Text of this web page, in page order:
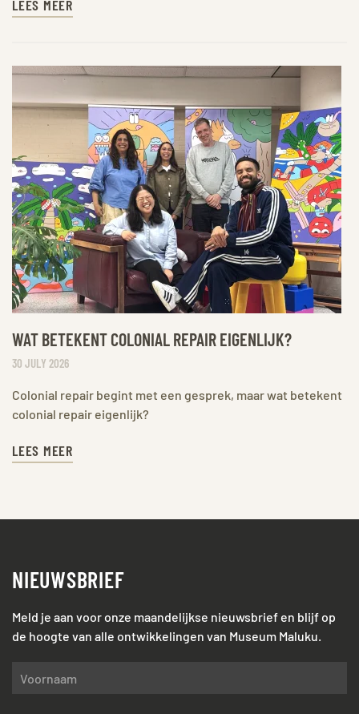
LEES MEER
WAT BETEKENT COLONIAL REPAIR EIGENLIJK?
30 JULY 2026
Colonial repair begint met een gesprek, maar wat betekent
colonial repair eigenlijk?
LEES MEER
NIEUWSBRIEF
Meld je aan voor onze maandelijkse nieuwsbrief en blijf op
de hoogte van alle ontwikkelingen van Museum Maluku.